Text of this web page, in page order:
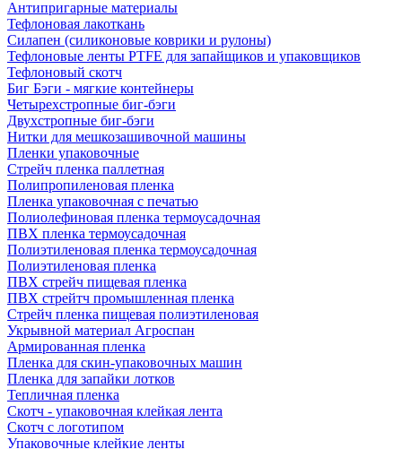
Антипригарные материалы
Тефлоновая лакоткань
Силапен (силиконовые коврики и рулоны)
Тефлоновые ленты PTFE для запайщиков и упаковщиков
Тефлоновый скотч
Биг Бэги - мягкие контейнеры
Четырехстропные биг-бэги
Двухстропные биг-бэги
Нитки для мешкозашивочной машины
Пленки упаковочные
Стрейч пленка паллетная
Полипропиленовая пленка
Пленка упаковочная с печатью
Полиолефиновая пленка термоусадочная
ПВХ пленка термоусадочная
Полиэтиленовая пленка термоусадочная
Полиэтиленовая пленка
ПВХ стрейч пищевая пленка
ПВХ стрейтч промышленная пленка
Стрейч пленка пищевая полиэтиленовая
Укрывной материал Агроспан
Армированная пленка
Пленка для скин-упаковочных машин
Пленка для запайки лотков
Тепличная пленка
Скотч - упаковочная клейкая лента
Скотч с логотипом
Упаковочные клейкие ленты